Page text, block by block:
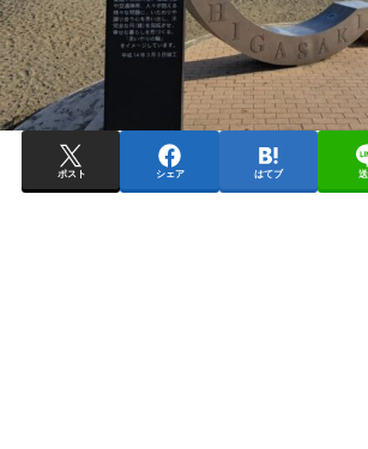
ポスト シェア はてブ